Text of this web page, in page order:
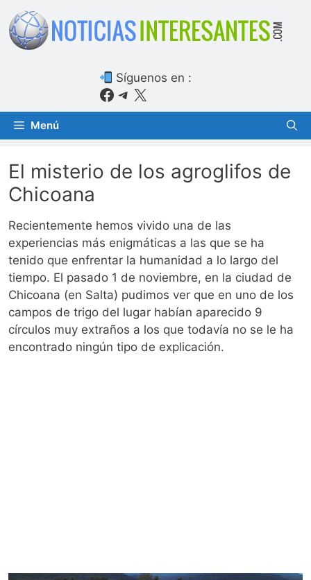
Saltar
contenido
Síguenos en :
Facebook
Telegram
X
Menú
El misterio de los agroglifos de
Chicoana
Recientemente hemos vivido una de las
experiencias más enigmáticas a las que se ha
tenido que enfrentar la humanidad a lo largo del
tiempo. El pasado 1 de noviembre, en la ciudad de
Chicoana (en Salta) pudimos ver que en uno de los
campos de trigo del lugar habían aparecido 9
círculos muy extraños a los que todavía no se le ha
encontrado ningún tipo de explicación.